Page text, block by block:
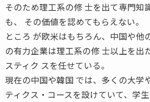
そのため理工系の修 士を出て専門知
も、 その価値を認めてもらえない。
ところ が欧米はもちろん、中国や他
の有力企業は理工系の修 士以上を出
スティク スを任せている。
現在の中国や韓国 では、多くの大学
ティクス・コースを設けていて、学生